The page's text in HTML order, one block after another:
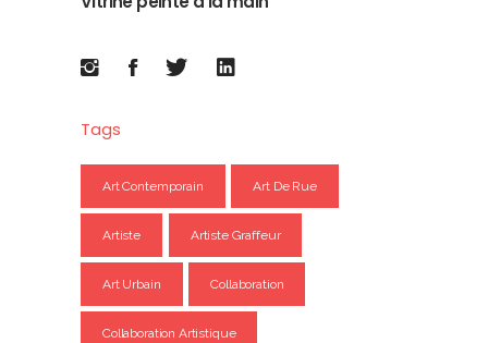
Tags
Art Contemporain Art De Rue
Artiste Artiste Graffeur
Art Urbain Collaboration
Collaboration Artistique